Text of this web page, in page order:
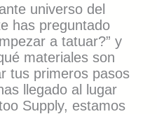
universo del
has preguntado
a tatuar?” y
materiales son
tus primeros pasos
llegado al lugar
Supply, estamos